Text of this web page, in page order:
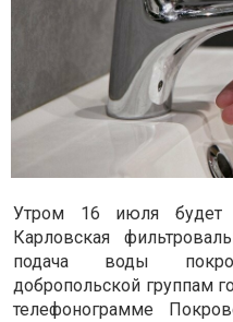
Утром 16 июля будет
Карловская
подача воды
добропольской группам
телефонограмме